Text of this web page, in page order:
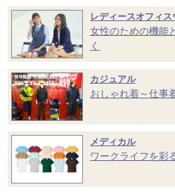
レディースオフィス
女性のための機能
く
カジュアル
おしゃれ着～仕事
メディカル
ワークライフを彩